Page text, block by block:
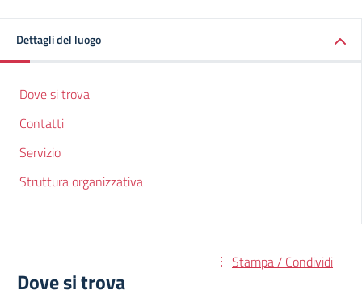
Dettagli del luogo
Dove si trova
Contatti
Servizio
Struttura organizzativa
Stampa / Condividi
Dove si trova